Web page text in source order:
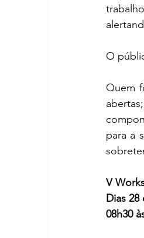
O
Quem
para a
V
Dias 28
08h30